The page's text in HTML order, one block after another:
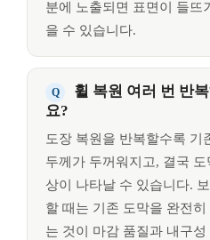
분에 노출되면 표면이 들뜨
을 수 있습니다.
휠 복원 여러 번 반
요?
도장 복원을 반복할수록 기
두께가 두꺼워지고, 결국
상이 나타날 수 있습니다.
할 때는 기존 도막을 완전
는 것이 마감 품질과 내구